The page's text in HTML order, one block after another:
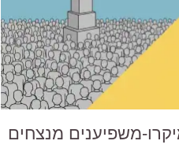
משפיענים מנצחים